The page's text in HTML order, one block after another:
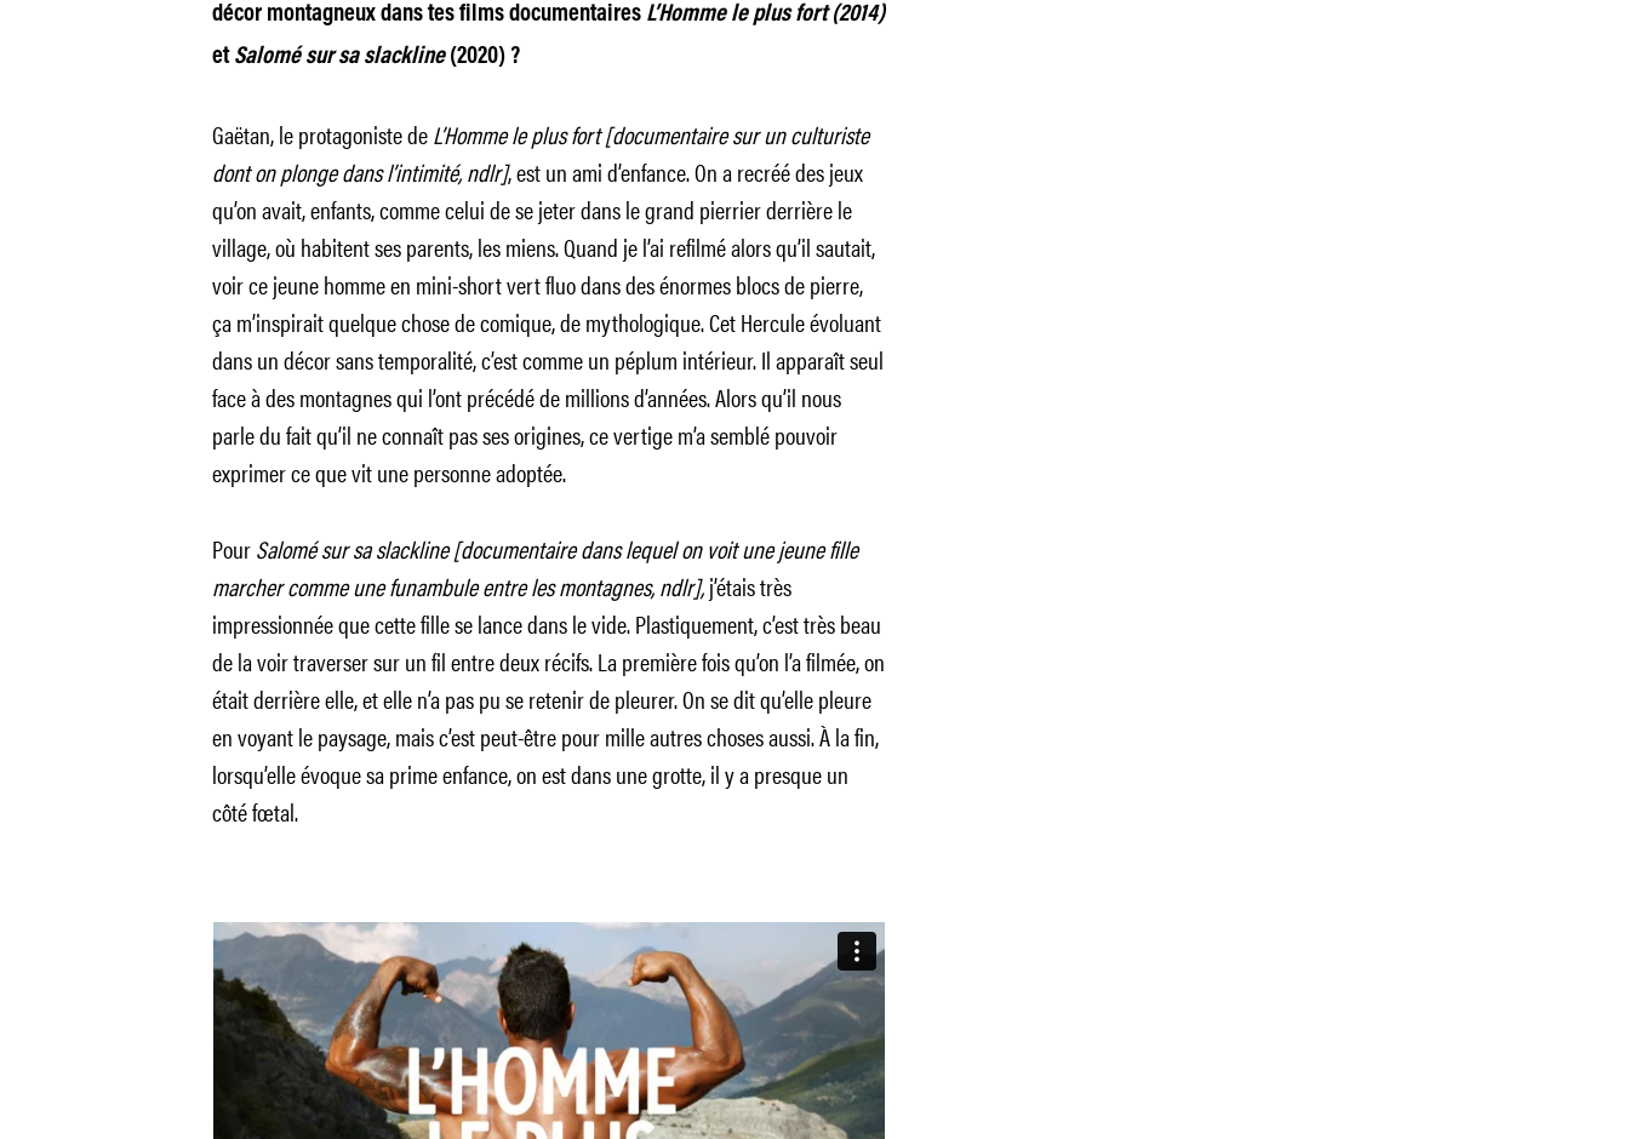
décor montagneux dans tes films documentaires L’Homme le plus fort (2014)
et Salomé sur sa slackline(2020) ?
Gaëtan, le protagoniste deL’Homme le plus fort [documentaire sur un culturiste
dont on plonge dans l’intimité, ndlr], est un ami d’enfance. On a recréé des jeux
qu’on avait, enfants, comme celui de se jeter dans le grand pierrier derrière le
village, où habitent ses parents, les miens. Quand je l’ai refilmé alors qu’il sautait,
voir ce jeune homme en mini-short vert fluo dans des énormes blocs de pierre,
ça m’inspirait quelque chose de comique, de mythologique. Cet Hercule évoluant
dans un décor sans temporalité, c’est comme un péplum intérieur. Il apparaît seul
face à des montagnes qui l’ont précédé de millions d’années. Alors qu’il nous
parle du fait qu’il ne connaît pas ses origines, ce vertige m’a semblé pouvoir
exprimer ce que vit une personne adoptée.
PourSalomé sur sa slackline [documentaire dans lequel on voit une jeune fille
marcher comme une funambule entre les montagnes, ndlr],j’étais très
impressionnée que cette fille se lance dans le vide. Plastiquement, c’est très beau
de la voir traverser sur un fil entre deux récifs. La première fois qu’on l’a filmée, on
était derrière elle, et elle n’a pas pu se retenir de pleurer. On se dit qu’elle pleure
en voyant le paysage, mais c’est peut-être pour mille autres choses aussi. À la fin,
lorsqu’elle évoque sa prime enfance, on est dans une grotte, il y a presque un
côté fœtal.